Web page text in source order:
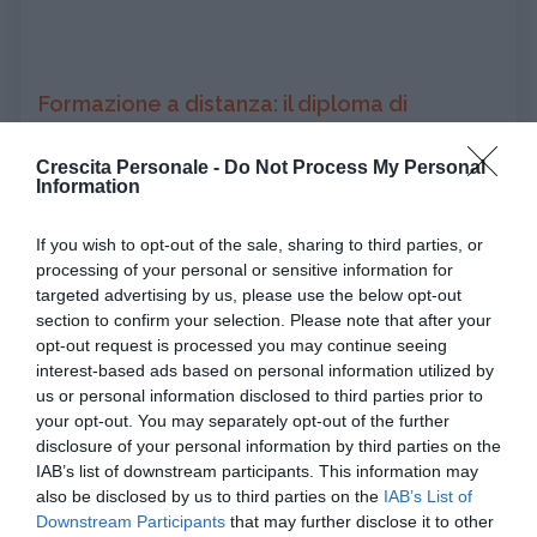
Crescita Personale - Do Not Process My Personal
Information
If you wish to opt-out of the sale, sharing to third parties, or
processing of your personal or sensitive information for
targeted advertising by us, please use the below opt-out
section to confirm your selection. Please note that after your
opt-out request is processed you may continue seeing
interest-based ads based on personal information utilized by
us or personal information disclosed to third parties prior to
your opt-out. You may separately opt-out of the further
disclosure of your personal information by third parties on the
IAB’s list of downstream participants. This information may
also be disclosed by us to third parties on the IAB’s List of
Downstream Participants that may further disclose it to other
Formazione a distanza: il diploma di
La formazione a distanza permette anche di
scoprire le enormi potenzialità dellaformazione a
distanza. L’offerta formativa a distanza è attualmente
prerogativa dellescuole private e paritarie
pubbliche. I vantaggi della maturità online sono simili
a quelli della laurea online: le lezioni si seguono a
distanza via pc e l’esame di Stato si sostiene in sede. I
diplomi di maturità online hanno lo stesso valore
legale di quelli tradizionali. Ma per essere sicuri della
validità del titolo che si andrà a conseguire, l’istituto